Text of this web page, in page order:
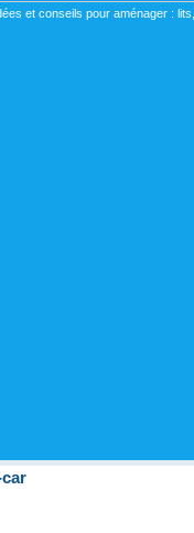
et conseils pour aménager :